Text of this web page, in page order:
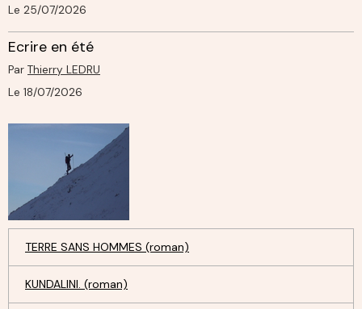
Le 25/07/2026
Ecrire en été
Par Thierry LEDRU
Le 18/07/2026
TERRE SANS HOMMES (roman)
KUNDALINI. (roman)